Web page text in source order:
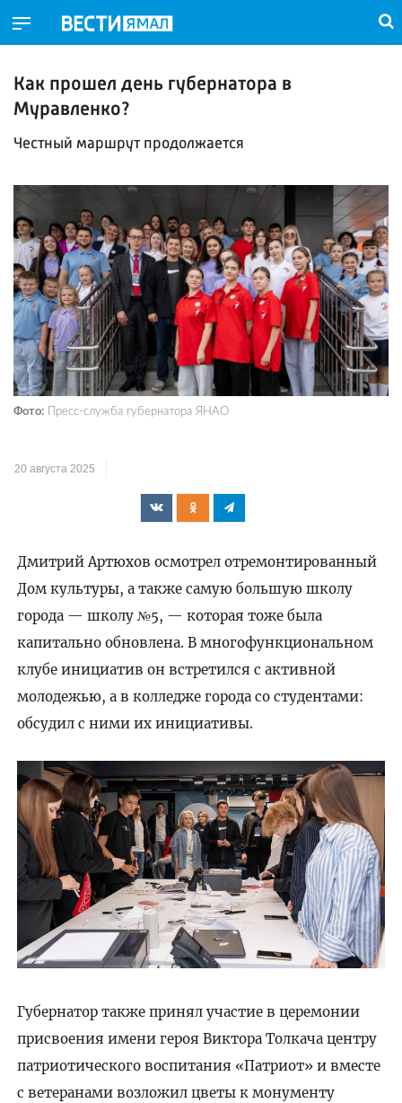
Как прошел день губернатора в
Муравленко?
Честный маршрут продолжается
Фото: Пресс-служба губернатора ЯНАО
20 августа 2025
Дмитрий Артюхов осмотрел отремонтированный
Дом культуры, а также самую большую школу
города — школу №5, — которая тоже была
капитально обновлена. В многофункциональном
клубе инициатив он встретился с активной
молодежью, а в колледже города со студентами:
обсудил с ними их инициативы.
Губернатор также принял участие в церемонии
присвоения имени героя Виктора Толкача центру
патриотического воспитания «Патриот» и вместе
с ветеранами возложил цветы к монументу